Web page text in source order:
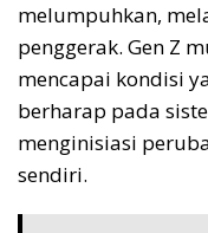
melumpuhkan,
penggerak. Gen Z
mencapai kondisi
berharap pada
menginisiasi
sendiri.